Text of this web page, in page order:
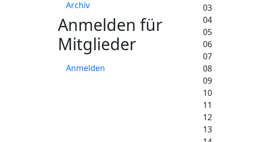
03
04
05
06
07
08
09
10
11
12
13
Archiv
Anmelden für
Mitglieder
Anmelden